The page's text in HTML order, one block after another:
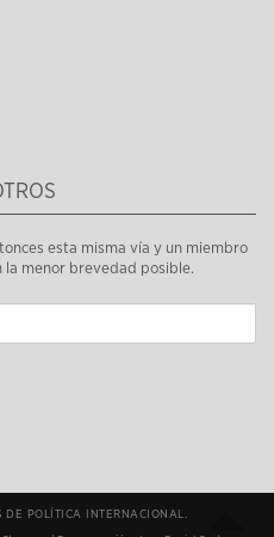
esta misma vía y un miembro
menor brevedad posible.
DE POLÍTICA INTERNACIONAL.